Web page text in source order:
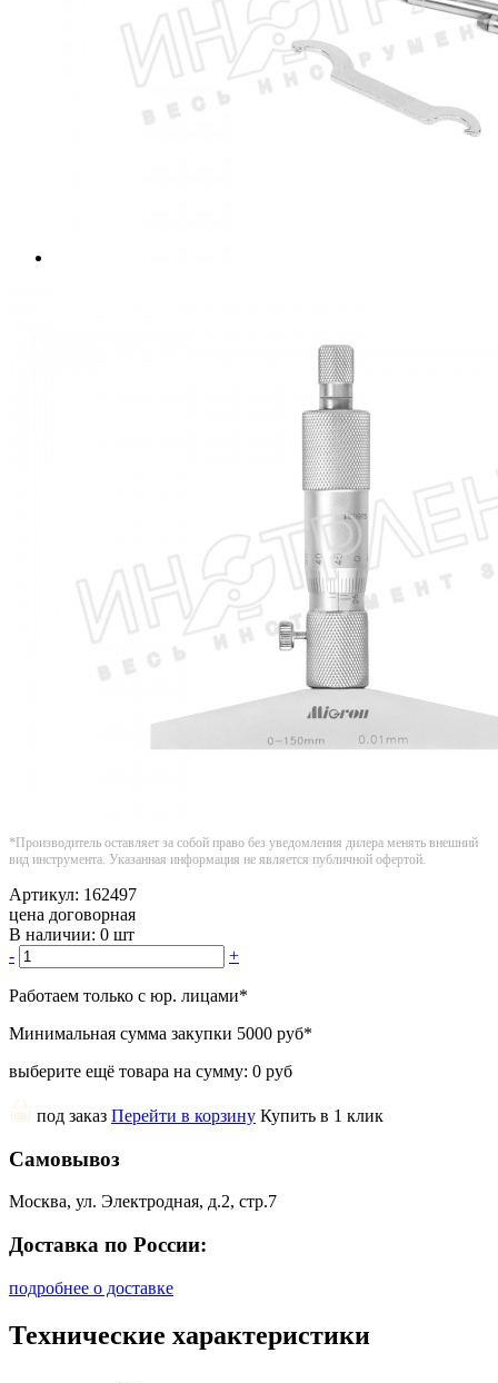
*Производитель оставляет за собой право без уведомления дилера менять внешний
вид инструмента. Указанная информация не является публичной офертой.
Артикул: 162497
цена договорная
В наличии: 0 шт
-
+
Работаем только с юр. лицами*
Минимальная сумма закупки 5000 руб*
выберите ещё товара на сумму: 0 руб
под заказ Перейти в корзину Купить в 1 клик
Самовывоз
Москва, ул. Электродная, д.2, стр.7
Доставка по России:
подробнее о доставке
Технические характеристики